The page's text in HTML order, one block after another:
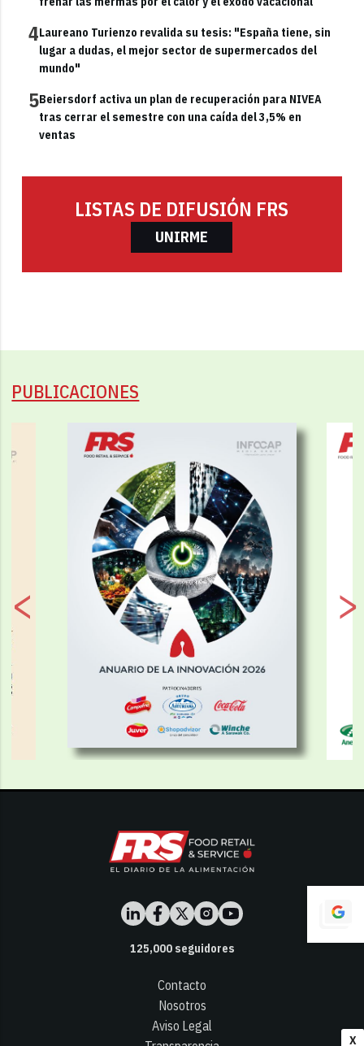
X
4Laureano Turienzo revalida su tesis: "España tiene, sin
lugar a dudas, el mejor sector de supermercados del
mundo"
5Beiersdorf activa un plan de recuperación para NIVEA
tras cerrar el semestre con una caída del 3,5% en
ventas
LISTAS DE DIFUSIÓN FRS
UNIRME
PUBLICACIONES
125,000seguidores
Contacto
Nosotros
Aviso Legal